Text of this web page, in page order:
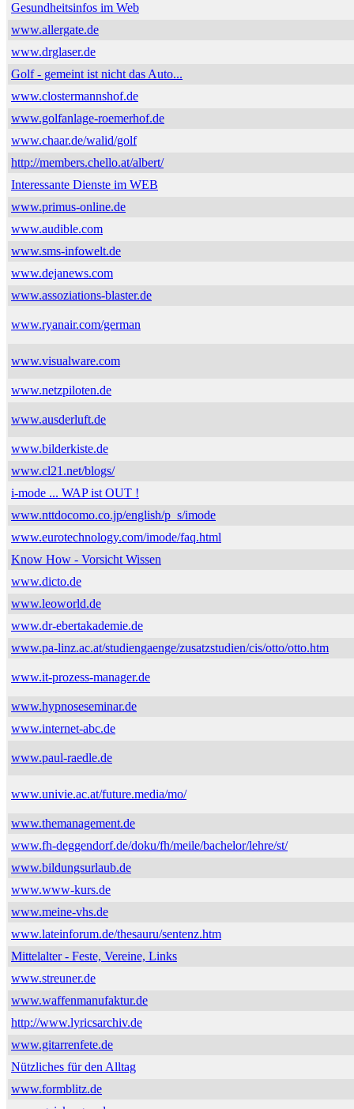
Gesundheitsinfos im Web
www.allergate.de
www.drglaser.de
Golf - gemeint ist nicht das Auto...
www.clostermannshof.de
www.golfanlage-roemerhof.de
www.chaar.de/walid/golf
http://members.chello.at/albert/
Interessante Dienste im WEB
www.primus-online.de
www.audible.com
www.sms-infowelt.de
www.dejanews.com
www.assoziations-blaster.de
www.ryanair.com/german
www.visualware.com
www.netzpiloten.de
www.ausderluft.de
www.bilderkiste.de
www.cl21.net/blogs/
i-mode ... WAP ist OUT !
www.nttdocomo.co.jp/english/p_s/imode
www.eurotechnology.com/imode/faq.html
Know How - Vorsicht Wissen
www.dicto.de
www.leoworld.de
www.dr-ebertakademie.de
www.pa-linz.ac.at/studiengaenge/zusatzstudien/cis/otto/otto.htm
www.it-prozess-manager.de
www.hypnoseseminar.de
www.internet-abc.de
www.paul-raedle.de
www.univie.ac.at/future.media/mo/
www.themanagement.de
www.fh-deggendorf.de/doku/fh/meile/bachelor/lehre/st/
www.bildungsurlaub.de
www.www-kurs.de
www.meine-vhs.de
www.lateinforum.de/thesauru/sentenz.htm
Mittelalter - Feste, Vereine, Links
www.streuner.de
www.waffenmanufaktur.de
http://www.lyricsarchiv.de
www.gitarrenfete.de
Nützliches für den Alltag
www.formblitz.de